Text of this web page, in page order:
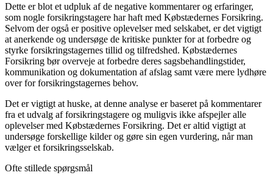
Dette er blot et udpluk af de negative kommentarer og erfaringer,
som nogle forsikringstagere har haft med Købstædernes Forsikring.
Selvom der også er positive oplevelser med selskabet, er det vigtigt
at anerkende og undersøge de kritiske punkter for at forbedre og
styrke forsikringstagernes tillid og tilfredshed. Købstædernes
Forsikring bør overveje at forbedre deres sagsbehandlingstider,
kommunikation og dokumentation af afslag samt være mere lydhøre
over for forsikringstagernes behov.
Det er vigtigt at huske, at denne analyse er baseret på kommentarer
fra et udvalg af forsikringstagere og muligvis ikke afspejler alle
oplevelser med Købstædernes Forsikring. Det er altid vigtigt at
undersøge forskellige kilder og gøre sin egen vurdering, når man
vælger et forsikringsselskab.
Ofte stillede spørgsmål